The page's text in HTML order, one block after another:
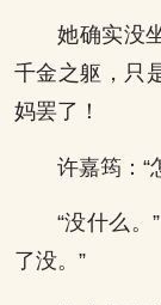
她确实没
千金之躯，只
妈罢了！
许嘉筠：“
“没什么。
了没。”